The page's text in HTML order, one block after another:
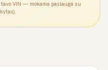
VIN — mokama paslauga su